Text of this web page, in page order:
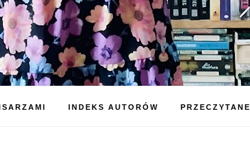
INDEKS AUTORÓW PRZECZYTANE